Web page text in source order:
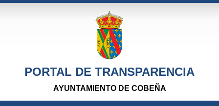
PORTAL DE TRANSPARENCIA
AYUNTAMIENTO DE COBEÑA